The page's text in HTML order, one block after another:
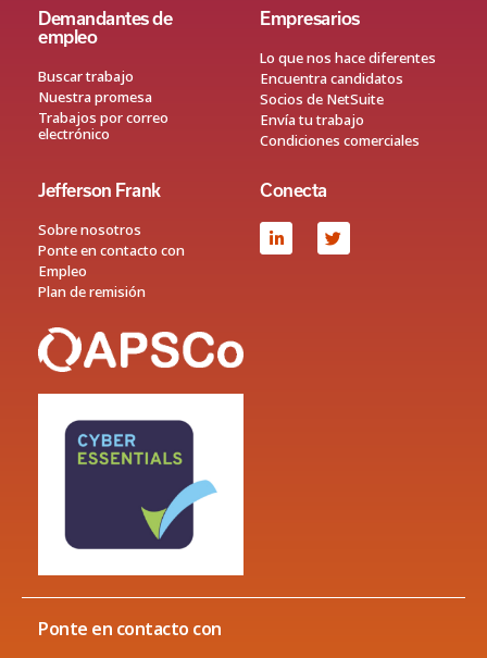
Demandantes de
empleo
Buscar trabajo
Nuestra promesa
Trabajos por correo
electrónico
Empresarios
Lo que nos hace diferentes
Encuentra candidatos
Socios de NetSuite
Envía tu trabajo
Condiciones comerciales
Jefferson Frank
Sobre nosotros
Ponte en contacto con
Empleo
Plan de remisión
Conecta
Ponte en contacto con